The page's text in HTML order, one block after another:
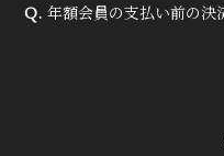
Q. 年額会員の支払い前の決